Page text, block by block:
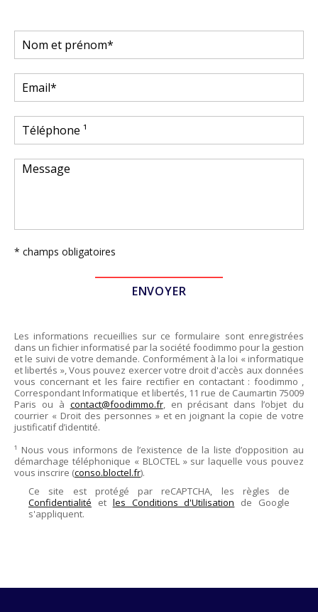
* champs obligatoires
Les informations recueillies sur ce formulaire sont enregistrées
dans un fichier informatisé par la société foodimmo pour la gestion
et le suivi de votre demande. Conformément à la loi « informatique
et libertés », Vous pouvez exercer votre droit d'accès aux données
vous concernant et les faire rectifier en contactant : foodimmo ,
Correspondant Informatique et libertés, 11 rue de Caumartin 75009
Paris ou à contact@foodimmo.fr, en précisant dans l’objet du
courrier « Droit des personnes » et en joignant la copie de votre
justificatif d’identité.
¹ Nous vous informons de l’existence de la liste d’opposition au
démarchage téléphonique « BLOCTEL » sur laquelle vous pouvez
vous inscrire (conso.bloctel.fr).
Ce site est protégé par reCAPTCHA, les règles de
Confidentialité et les Conditions d'Utilisation de Google
s'appliquent.